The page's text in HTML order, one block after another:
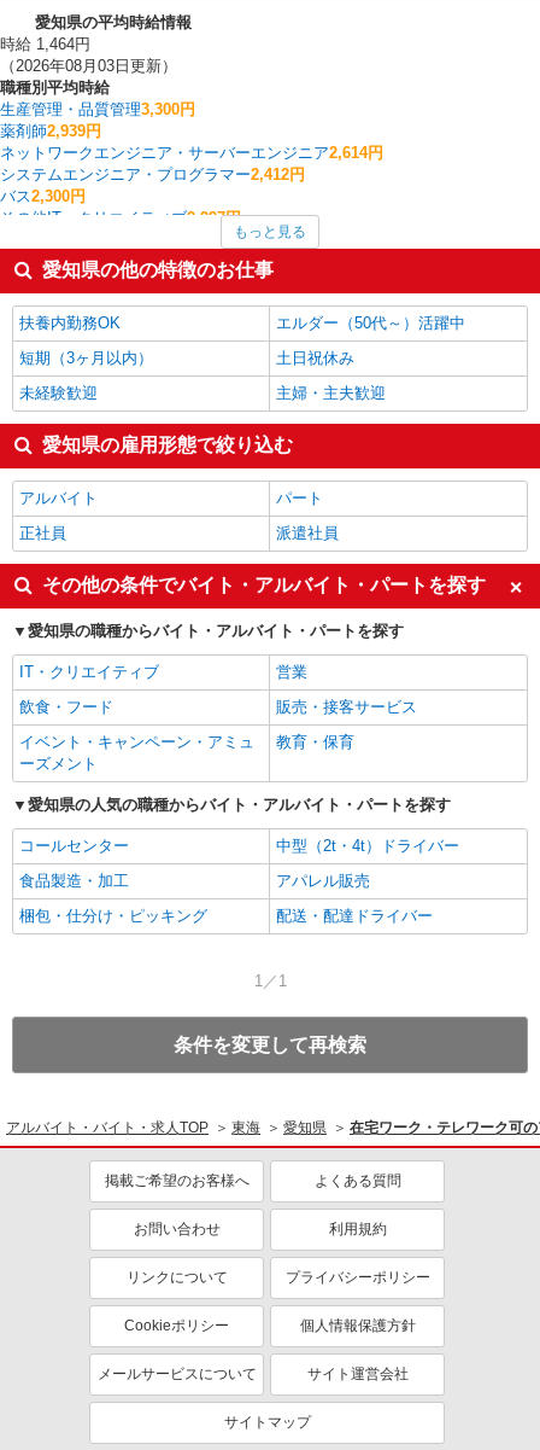
愛知県の平均時給情報
時給 1,464円
（2026年08月03日更新）
職種別平均時給
生産管理・品質管理3,300円
薬剤師2,939円
ネットワークエンジニア・サーバーエンジニア2,614円
システムエンジニア・プログラマー2,412円
バス2,300円
その他IT・クリエイティブ2,297円
英会話・語学関連2,062円
建築・土木・設備2,014円
イベント・キャンペーン1,957円
愛知県の他の職種の平均時給を見る
もっと見る
愛知県の他の特徴のお仕事
扶養内勤務OK
エルダー（50代～）活躍中
短期（3ヶ月以内）
土日祝休み
未経験歓迎
主婦・主夫歓迎
愛知県の雇用形態で絞り込む
アルバイト
パート
正社員
派遣社員
その他の条件でバイト・アルバイト・パートを探す
愛知県の職種からバイト・アルバイト・パートを探す
IT・クリエイティブ
営業
飲食・フード
販売・接客サービス
イベント・キャンペーン・アミュ
ーズメント
教育・保育
愛知県の人気の職種からバイト・アルバイト・パートを探す
コールセンター
中型（2t・4t）ドライバー
食品製造・加工
アパレル販売
梱包・仕分け・ピッキング
配送・配達ドライバー
1／1
条件を変更して再検索
アルバイト・バイト・求人TOP 東海 愛知県 在宅ワーク・テレワーク可
掲載ご希望のお客様へ よくある質問
お問い合わせ 利用規約
リンクについて プライバシーポリシー
Cookieポリシー 個人情報保護方針
メールサービスについて サイト運営会社
サイトマップ